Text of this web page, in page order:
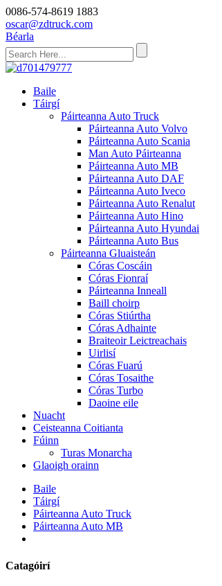
0086-574-8619 1883
oscar@zdtruck.com
Béarla
Baile
Táirgí
Páirteanna Auto Truck
Páirteanna Auto Volvo
Páirteanna Auto Scania
Man Auto Páirteanna
Páirteanna Auto MB
Páirteanna Auto DAF
Páirteanna Auto Iveco
Páirteanna Auto Renalut
Páirteanna Auto Hino
Páirteanna Auto Hyundai
Páirteanna Auto Bus
Páirteanna Gluaisteán
Córas Coscáin
Córas Fionraí
Páirteanna Inneall
Baill choirp
Córas Stiúrtha
Córas Adhainte
Braiteoir Leictreachais
Uirlisí
Córas Fuarú
Córas Tosaithe
Córas Turbo
Daoine eile
Nuacht
Ceisteanna Coitianta
Fúinn
Turas Monarcha
Glaoigh orainn
Baile
Táirgí
Páirteanna Auto Truck
Páirteanna Auto MB
Catagóirí